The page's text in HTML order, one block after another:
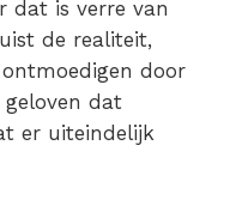
dat is verre van
de realiteit,
door
geloven dat
er uiteindelijk